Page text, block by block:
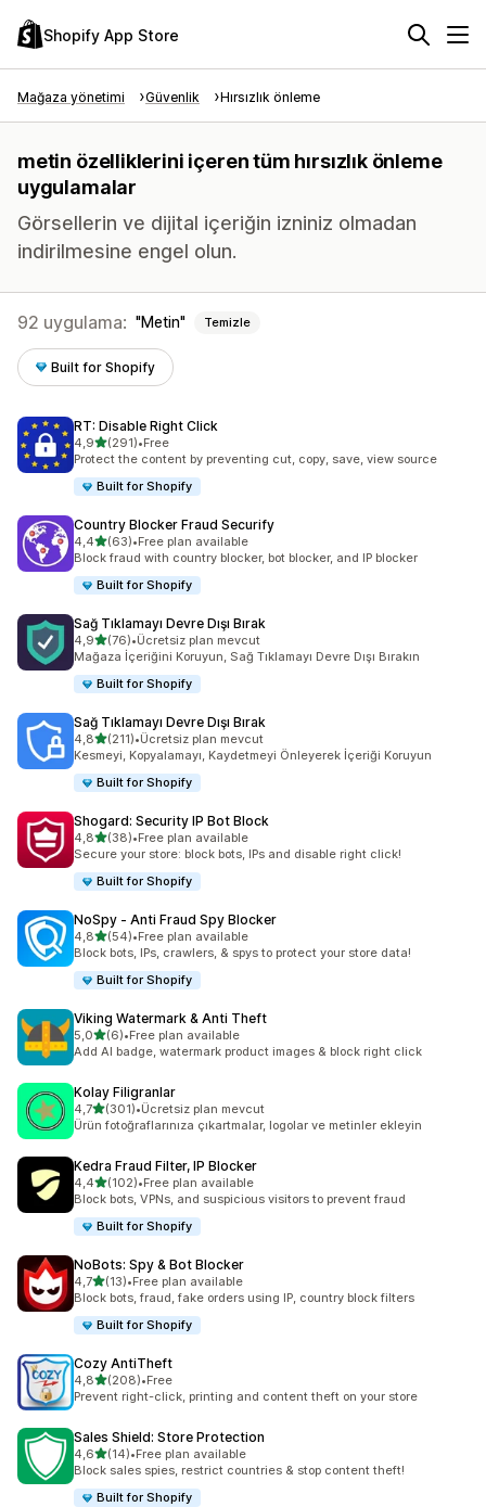
Shopify App Store
Mağaza yönetimi Güvenlik Hırsızlık önleme
metin özelliklerini içeren tüm hırsızlık önleme
uygulamalar
Görsellerin ve dijital içeriğin izniniz olmadan
indirilmesine engel olun.
92 uygulama: Metin Temizle
Built for Shopify
RT: Disable Right Click
4,95 yıldız üzerinden
(291)
toplam 291 değerlendirme
•Free
Protect the content by preventing cut, copy, save, view source
Built for Shopify
Country Blocker Fraud Securify
4,45 yıldız üzerinden
(63)
toplam 63 değerlendirme
•Free plan available
Block fraud with country blocker, bot blocker, and IP blocker
Built for Shopify
Sağ Tıklamayı Devre Dışı Bırak
4,95 yıldız üzerinden
(76)
toplam 76 değerlendirme
•Ücretsiz plan mevcut
Mağaza İçeriğini Koruyun, Sağ Tıklamayı Devre Dışı Bırakın
Built for Shopify
Sağ Tıklamayı Devre Dışı Bırak
4,85 yıldız üzerinden
(211)
toplam 211 değerlendirme
•Ücretsiz plan mevcut
Kesmeyi, Kopyalamayı, Kaydetmeyi Önleyerek İçeriği Koruyun
Built for Shopify
Shogard: Security IP Bot Block
4,85 yıldız üzerinden
(38)
toplam 38 değerlendirme
•Free plan available
Secure your store: block bots, IPs and disable right click!
Built for Shopify
NoSpy ‑ Anti Fraud Spy Blocker
4,85 yıldız üzerinden
(54)
toplam 54 değerlendirme
•Free plan available
Block bots, IPs, crawlers, & spys to protect your store data!
Built for Shopify
Viking Watermark & Anti Theft
5,05 yıldız üzerinden
(6)
toplam 6 değerlendirme
•Free plan available
Add AI badge, watermark product images & block right click
Kolay Filigranlar
4,75 yıldız üzerinden
(301)
toplam 301 değerlendirme
•Ücretsiz plan mevcut
Ürün fotoğraflarınıza çıkartmalar, logolar ve metinler ekleyin
Kedra Fraud Filter, IP Blocker
4,45 yıldız üzerinden
(102)
toplam 102 değerlendirme
•Free plan available
Block bots, VPNs, and suspicious visitors to prevent fraud
Built for Shopify
NoBots: Spy & Bot Blocker
4,75 yıldız üzerinden
(13)
toplam 13 değerlendirme
•Free plan available
Block bots, fraud, fake orders using IP, country block filters
Built for Shopify
Cozy AntiTheft
4,85 yıldız üzerinden
(208)
toplam 208 değerlendirme
•Free
Prevent right-click, printing and content theft on your store
Sales Shield: Store Protection
4,65 yıldız üzerinden
(14)
toplam 14 değerlendirme
•Free plan available
Block sales spies, restrict countries & stop content theft!
Built for Shopify